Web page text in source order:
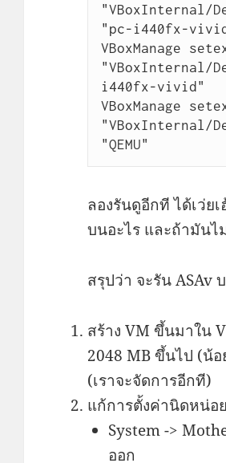
"VBoxInternal/
"pc-i440fx-
VBoxManage
"VBoxInternal/
i440fx-vivid"
VBoxManage
"VBoxInternal/
"QEMU"
ลองรันดูอีกที ได้เว่ย
บนอะไร และถ้ามัน
สรุปว่า จะรัน
สร้าง VM ขึ้นมาใน
2048 MB ขึ้นไป (น้
(เราจะจัดการอีกที)
แก้การตั้งค่านิดหน่อย
System ->
ออก